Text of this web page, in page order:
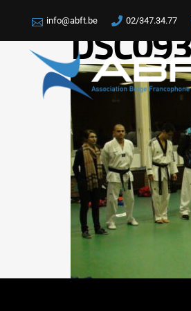
info@abft.be 02/347.34.77